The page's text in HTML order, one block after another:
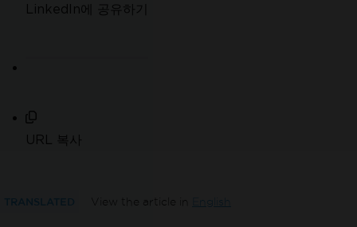
LinkedIn에 공유하기
URL 복사
View the article in English